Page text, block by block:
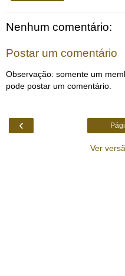
Nenhum comentário:
Postar um comentário
Observação: somente um
pode postar um comentário.
‹
Ver